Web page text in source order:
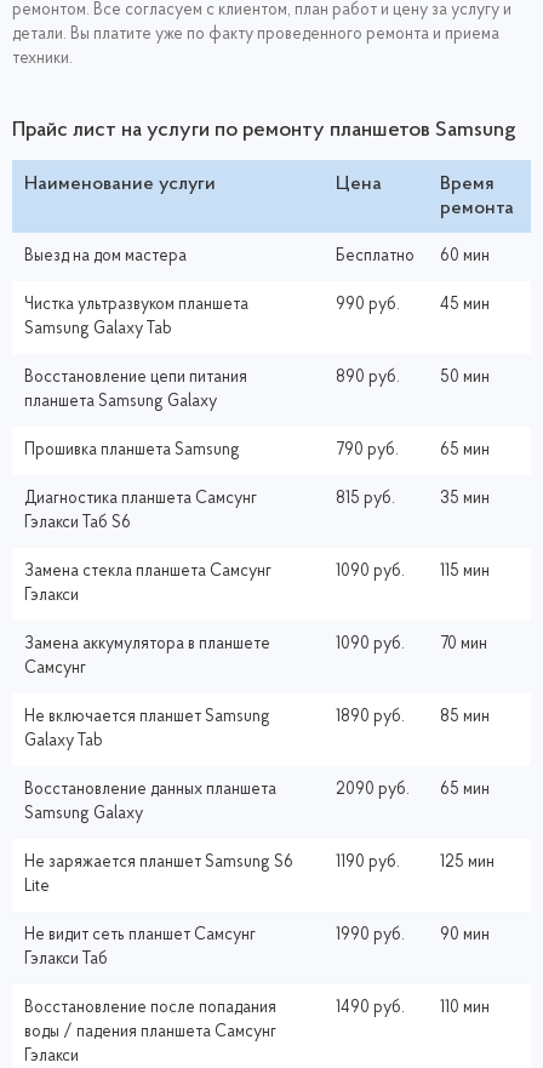
ремонтом. Все согласуем с клиентом, план работ и цену за услугу и
детали. Вы платите уже по факту проведенного ремонта и приема
техники.
Прайс лист на услуги по ремонту планшетов Samsung
Наименование услуги Цена
Время
ремонта
Выезд на дом мастера Бесплатно 60 мин
Чистка ультразвуком планшета
Samsung Galaxy Tab
990 руб. 45 мин
Восстановление цепи питания
планшета Samsung Galaxy
890 руб. 50 мин
Прошивка планшета Samsung 790 руб. 65 мин
Диагностика планшета Самсунг
Гэлакси Таб S6
815 руб. 35 мин
Замена cтекла планшета Самсунг
Гэлакси
1090 руб. 115 мин
Замена аккумулятора в планшете
Самсунг
1090 руб. 70 мин
Не включается планшет Samsung
Galaxy Tab
1890 руб. 85 мин
Восстановление данных планшета
Samsung Galaxy
2090 руб. 65 мин
Не заряжается планшет Samsung S6
Lite
1190 руб. 125 мин
Не видит сеть планшет Самсунг
Гэлакси Таб
1990 руб. 90 мин
Восстановление после попадания
воды / падения планшета Самсунг
Гэлакси
1490 руб. 110 мин